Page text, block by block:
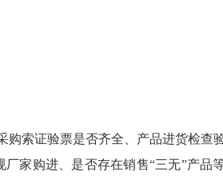
索证验票是否齐全、产品进货检查
家购进、是否存在销售“三无”产品